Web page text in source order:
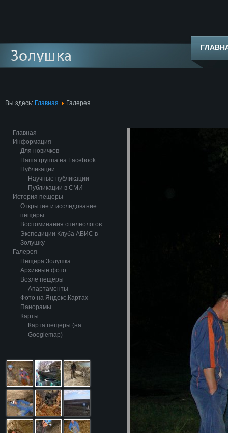
Вы здесь: Главная Галерея
Главная
Информация
Для новичков
Наша группа на Facebook
Публикации
Научные публикации
Публикации в СМИ
История пещеры
Открытие и исследование
пещеры
Воспоминания спелеологов
Экспедиции Клуба АБИС в
Золушку
Галерея
Пещера Золушка
Архивные фото
Возле пещеры
Апартаменты
Фото на Яндекс.Картах
Панорамы
Карты
Карта пещеры (на
Googlemap)